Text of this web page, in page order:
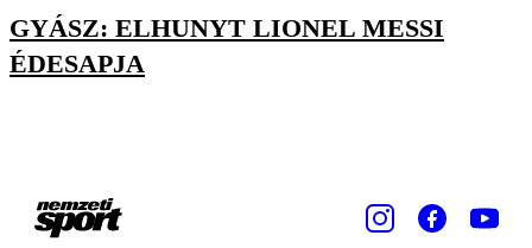
GYÁSZ: ELHUNYT LIONEL MESSI
ÉDESAPJA